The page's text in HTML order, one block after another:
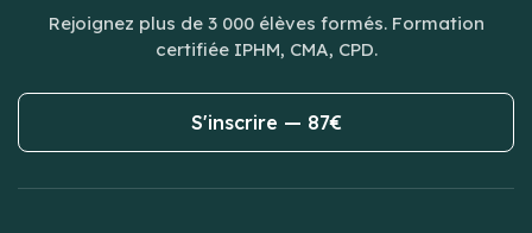
Rejoignez plus de 3 000 élèves formés. Formation
certifiée IPHM, CMA, CPD.
S'inscrire — 87€